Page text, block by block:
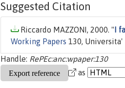
Suggested Citation
Riccardo MAZZONI, 2000. " I
Working Papers 130,
Handle: RePEc:anc:wpaper:130
as